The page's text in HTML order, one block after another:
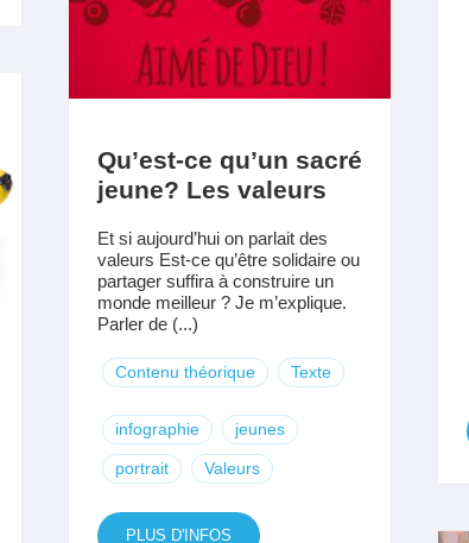
Qu’est-ce qu’un sacré
jeune? Les valeurs
Et si aujourd’hui on parlait des
valeurs Est-ce qu’être solidaire ou
partager suffira à construire un
monde meilleur ? Je m’explique.
Parler de (...)
Contenu théorique Texte
infographie jeunes
portrait Valeurs
PLUS D'INFOS